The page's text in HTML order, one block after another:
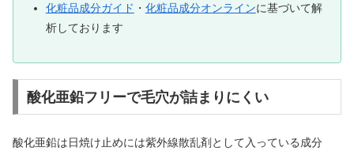
化粧品成分ガイド ・ 化粧品成分オンラインに基づいて解
析しております
酸化亜鉛フリーで毛穴が詰まりにくい
酸化亜鉛は日焼け止めには紫外線散乱剤として入っている成分